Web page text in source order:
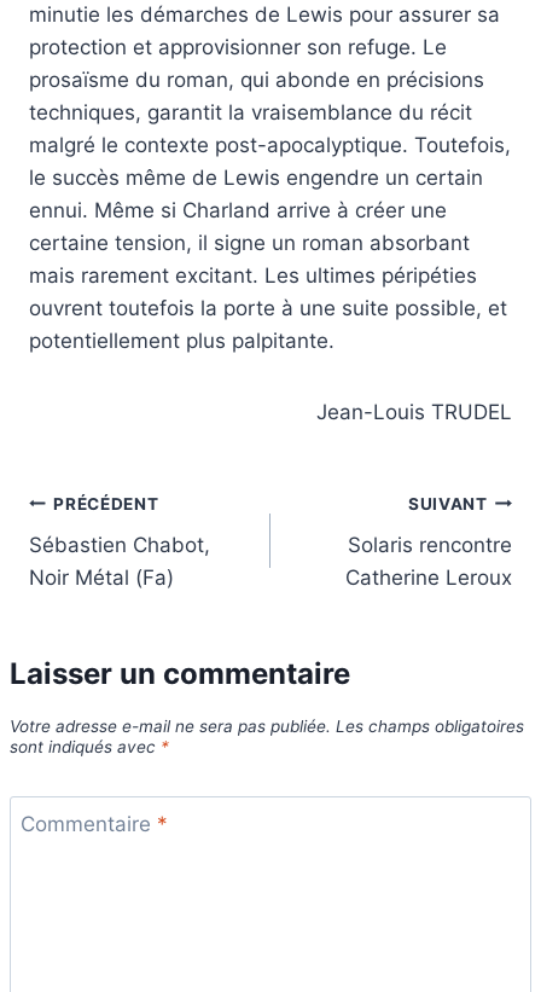
minutie les démarches de Lewis pour assurer sa
protection et approvisionner son refuge. Le
prosaïsme du roman, qui abonde en précisions
techniques, garantit la vraisemblance du récit
malgré le contexte post-apocalyptique. Toutefois,
le succès même de Lewis engendre un certain
ennui. Même si Charland arrive à créer une
certaine tension, il signe un roman absorbant
mais rarement excitant. Les ultimes péripéties
ouvrent toutefois la porte à une suite possible, et
potentiellement plus palpitante.
Jean-Louis TRUDEL
Navigation
de
PRÉCÉDENT
Sébastien Chabot,
Noir Métal (Fa)
SUIVANT
Solaris rencontre
Catherine Leroux
Laisser un commentaire
Votre adresse e-mail ne sera pas publiée. Les champs obligatoires
sont indiqués avec *
Commentaire *